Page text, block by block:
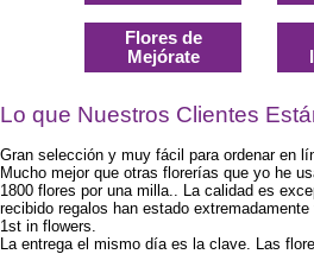
Flores de
Mejórate
Lo que Nuestros Clientes
Gran selección y muy fácil para ordenar en
Mucho mejor que otras florerías que yo he
1800 flores por una milla.. La calidad es
recibido regalos han estado
1st in flowers.
La entrega el mismo día es la clave. Las